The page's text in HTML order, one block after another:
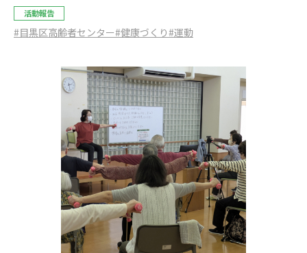
活動報告
#目黒区高齢者センター#健康づくり#運動